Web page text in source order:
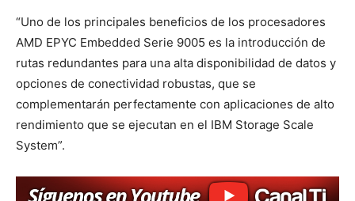
“Uno de los principales beneficios de los procesadores
AMD EPYC Embedded Serie 9005 es la introducción de
rutas redundantes para una alta disponibilidad de datos y
opciones de conectividad robustas, que se
complementarán perfectamente con aplicaciones de alto
rendimiento que se ejecutan en el IBM Storage Scale
System”.